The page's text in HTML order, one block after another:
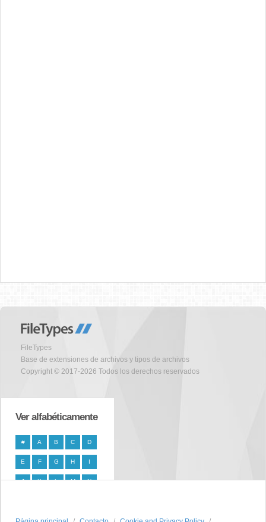
FileTypes
Base de extensiones de archivos y tipos de archivos
Copyright © 2017-2026 Todos los derechos reservados
Ver alfabéticamente
# A B C D
E F G H I
J K L M N
T U V W X